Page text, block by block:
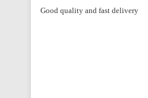
Good quality and fast delivery